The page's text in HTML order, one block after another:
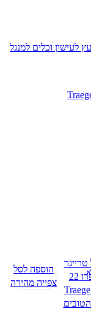
הוספה לסל
צפייה מהירה